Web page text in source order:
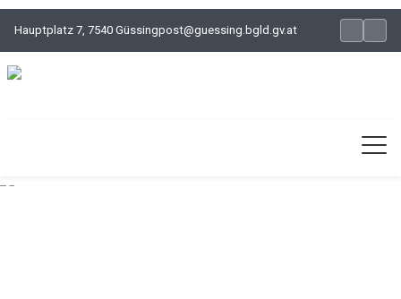
Hauptplatz 7, 7540 Güssingpost@guessing.bgld.gv.at